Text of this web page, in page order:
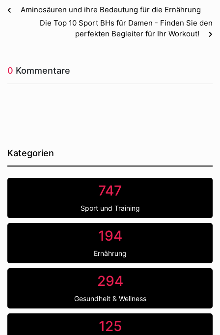
Aminosäuren und ihre Bedeutung für die Ernährung
Die Top 10 Sport BHs für Damen - Finden Sie den
perfekten Begleiter für Ihr Workout!
0 Kommentare
Kategorien
747
Sport und Training
194
Ernährung
294
Gesundheit & Wellness
125